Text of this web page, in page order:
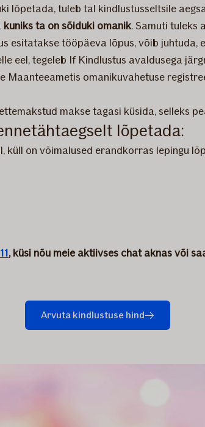
lõpetada, tuleb tal kindlustusseltsile
kuniks ta on sõiduki omanik. Samuti tuleks
esitatakse tööpäeva lõpus, võib juhtuda,
eel, tegeleb If Kindlustus avaldusega
Maanteeametis omanikuvahetuse
makse tagasi küsida, selleks
lõpetada:
on võimalused erandkorras lepingu
, küsi nõu meie aktiivses chat aknas või
Arvuta kindlustuse hind